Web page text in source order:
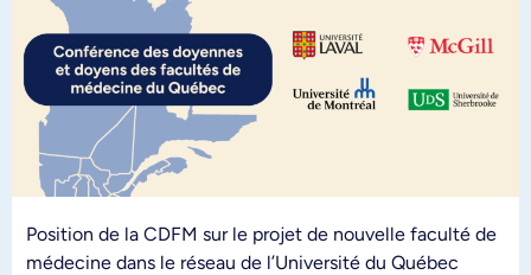
Position de la CDFM sur le projet de nouvelle faculté de
médecine dans le réseau de l’Université du Québec